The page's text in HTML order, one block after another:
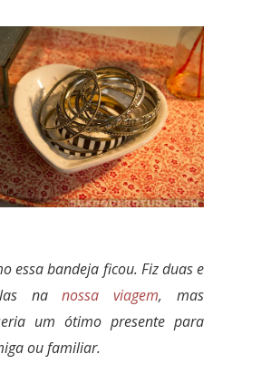
essa bandeja ficou. Fiz duas e
las nanossa viagem, mas
um ótimo presente para
ou familiar.